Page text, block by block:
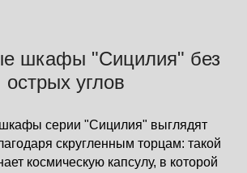
шкафы "Сицилия" без
острых углов
серии "Сицилия" выглядят
скругленным торцам: такой
космическую капсулу, в которой